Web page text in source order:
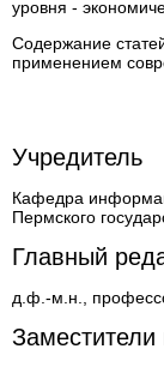
уровня -
Содержание
применением
Учредитель
Кафедра
Пермского
Главный
д.ф.-м.н.,
Заместители